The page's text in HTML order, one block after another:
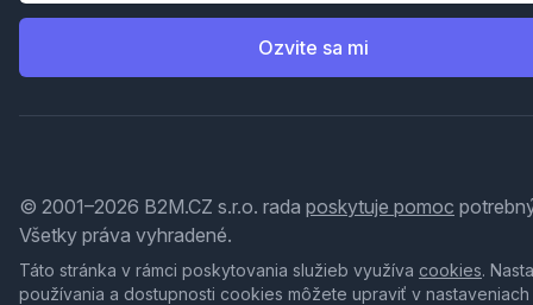
Ozvite sa mi
© 2001–2026 B2M.CZ s.r.o. rada poskytuje pomoc
Všetky práva vyhradené.
Táto stránka v rámci poskytovania služieb využíva cookies.
používania a dostupnosti cookies môžete upraviť v nastaveniach